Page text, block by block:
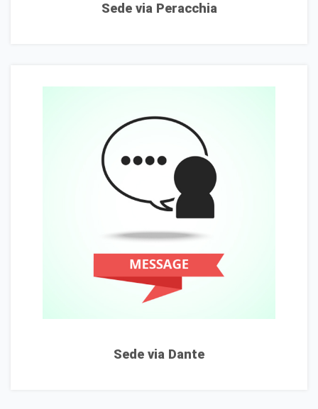
Sede via Peracchia
Sede via Dante